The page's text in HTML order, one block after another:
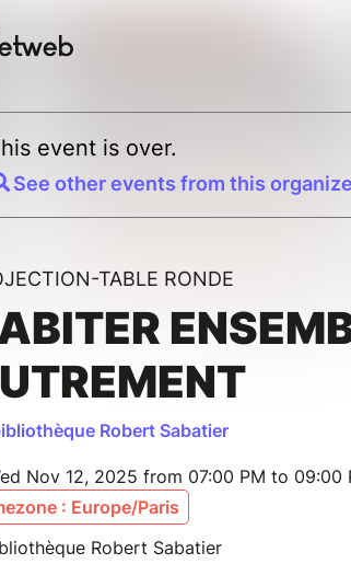
event is over.
See other events from this
TABLE RONDE
Robert Sabatier
Nov 12, 2025 from 07:00 PM to 09:00
: Europe/Paris
Robert Sabatier